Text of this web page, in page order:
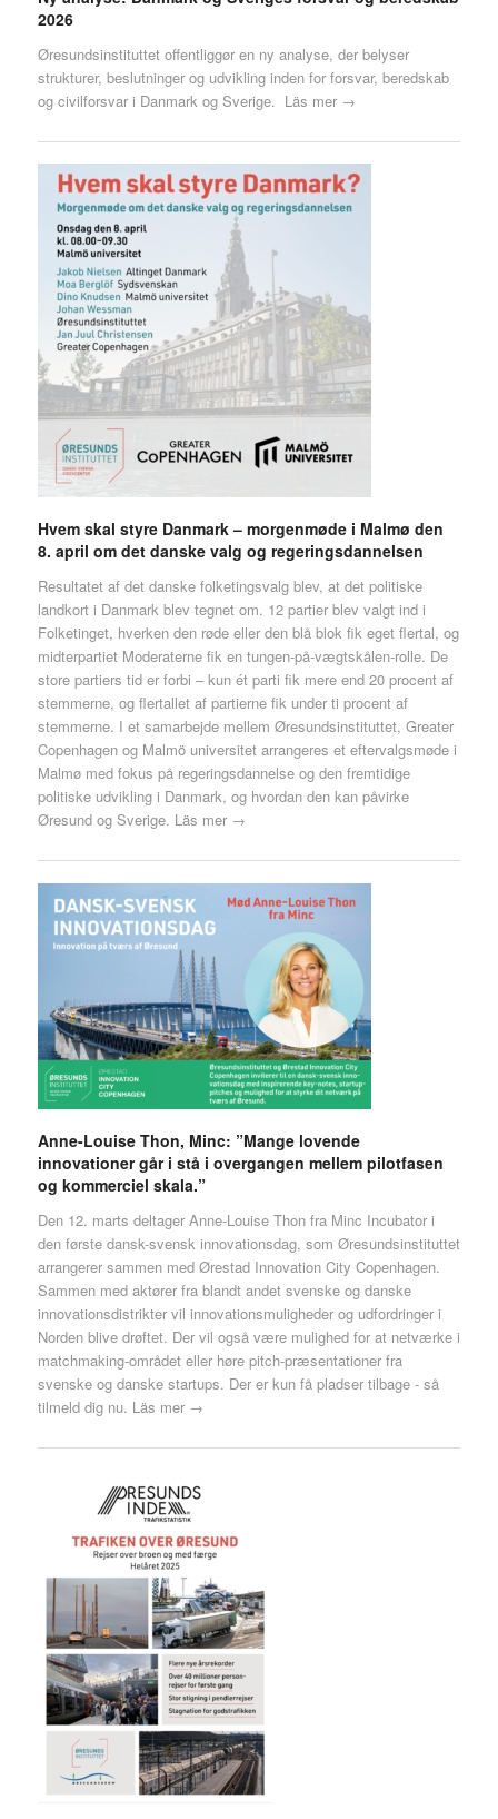
2026
Øresundsinstituttet offentliggør en ny analyse, der belyser
strukturer, beslutninger og udvikling inden for forsvar, beredskab
og civilforsvar i Danmark og Sverige. Läs mer →
Hvem skal styre Danmark – morgenmøde i Malmø den
8. april om det danske valg og regeringsdannelsen
Resultatet af det danske folketingsvalg blev, at det politiske
landkort i Danmark blev tegnet om. 12 partier blev valgt ind i
Folketinget, hverken den røde eller den blå blok fik eget flertal, og
midterpartiet Moderaterne fik en tungen-på-vægtskålen-rolle. De
store partiers tid er forbi – kun ét parti fik mere end 20 procent af
stemmerne, og flertallet af partierne fik under ti procent af
stemmerne. I et samarbejde mellem Øresundsinstituttet, Greater
Copenhagen og Malmö universitet arrangeres et eftervalgsmøde i
Malmø med fokus på regeringsdannelse og den fremtidige
politiske udvikling i Danmark, og hvordan den kan påvirke
Øresund og Sverige. Läs mer →
Anne-Louise Thon, Minc: ”Mange lovende
innovationer går i stå i overgangen mellem pilotfasen
og kommerciel skala.”
Den 12. marts deltager Anne-Louise Thon fra Minc Incubator i
den første dansk-svensk innovationsdag, som Øresundsinstituttet
arrangerer sammen med Ørestad Innovation City Copenhagen.
Sammen med aktører fra blandt andet svenske og danske
innovationsdistrikter vil innovationsmuligheder og udfordringer i
Norden blive drøftet. Der vil også være mulighed for at netværke i
matchmaking-området eller høre pitch-præsentationer fra
svenske og danske startups. Der er kun få pladser tilbage - så
tilmeld dig nu. Läs mer →